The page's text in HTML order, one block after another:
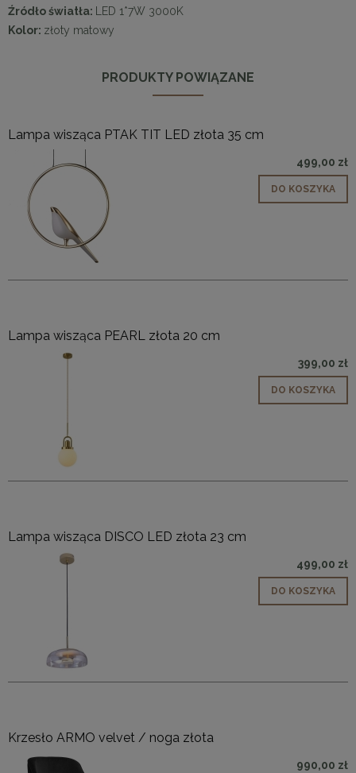
Źródło światła:
LED 1*7W 3000K
Kolor: złoty matowy
PRODUKTY POWIĄZANE
Lampa wisząca PTAK TIT LED złota 35 cm
499,00 zł
DO KOSZYKA
Lampa wisząca PEARL złota 20 cm
399,00 zł
DO KOSZYKA
Lampa wisząca DISCO LED złota 23 cm
499,00 zł
DO KOSZYKA
Krzesło ARMO velvet / noga złota
990,00 zł